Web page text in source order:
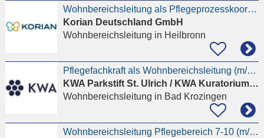
Wohnbereichsleitung als Pflegeprozesskoordinator (w/m/d)
Korian Deutschland GmbH
Wohnbereichsleitung in Heilbronn
Pflegefachkraft als Wohnbereichsleitung (m/w/d)
KWA Parkstift St. Ulrich / KWA Kuratorium Wohnen im Alter gemeinnützige AG
Wohnbereichsleitung in Bad Krozingen
Wohnbereichsleitung Pflegebereich 7-10 (m/w/d)